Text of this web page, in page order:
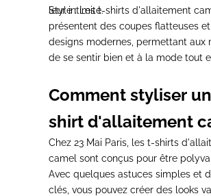
leur intimité.
Style: Les t-shirts d'allaitement
présentent des coupes flatteuses
designs modernes, permettant aux
de se sentir bien et à la mode tout
Comment styliser
shirt d'allaitement
Chez 23 Mai Paris, les t-shirts
camel sont conçus pour être
Avec quelques astuces simples et
clés, vous pouvez créer des looks